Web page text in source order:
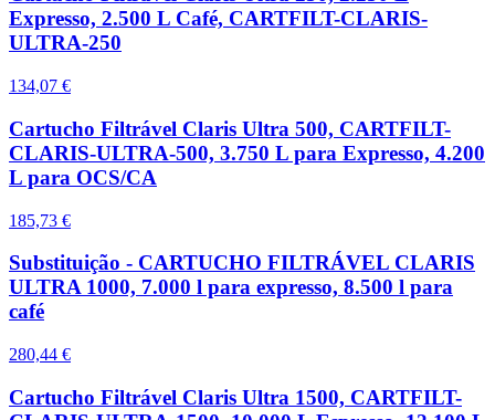
Expresso, 2.500 L Café, CARTFILT-CLARIS-
ULTRA-250
134,07 €
Cartucho Filtrável Claris Ultra 500, CARTFILT-
CLARIS-ULTRA-500, 3.750 L para Expresso, 4.200
L para OCS/CA
185,73 €
Substituição - CARTUCHO FILTRÁVEL CLARIS
ULTRA 1000, 7.000 l para expresso, 8.500 l para
café
280,44 €
Cartucho Filtrável Claris Ultra 1500, CARTFILT-